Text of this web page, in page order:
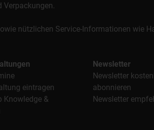
nützlichen Service-Informationen wie
eintragen
Knowledge &
Newsletter
Newsletter
abonnieren
Newsletter